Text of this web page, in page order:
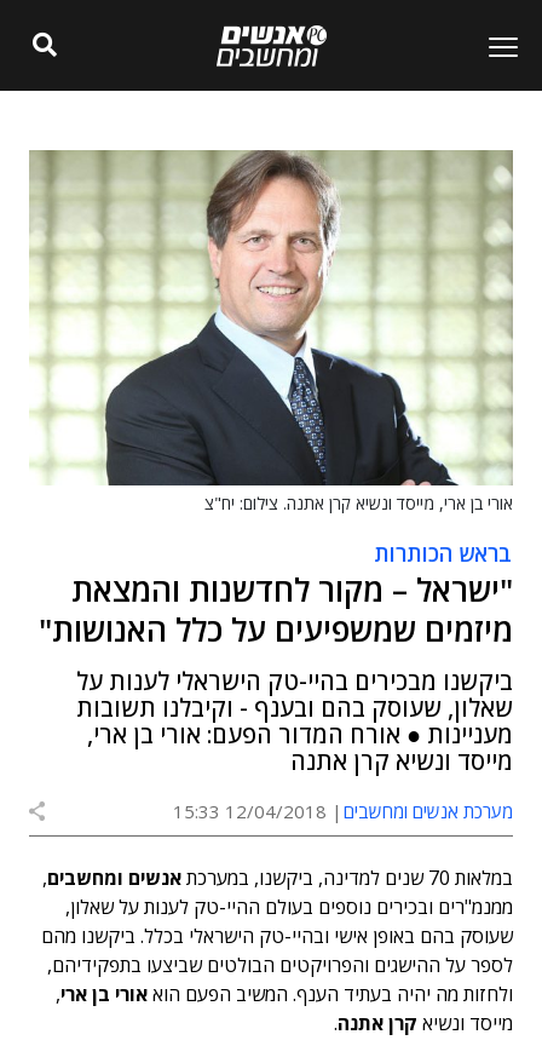
אורי בן ארי, מייסד ונשיא קרן אתנה. צילום: יח"צ
בראש הכותרות
"ישראל – מקור לחדשנות והמצאת
מיזמים שמשפיעים על כלל האנושות"
ביקשנו מבכירים בהיי-טק הישראלי לענות על
שאלון, שעוסק בהם ובענף - וקיבלנו תשובות
מעניינות ● אורח המדור הפעם: אורי בן ארי,
מייסד ונשיא קרן אתנה
מערכת אנשים ומחשבים 12/04/2018 15:33
במלאות 70 שנים למדינה, ביקשנו, במערכת אנשים ומחשבים,
ממנמ"רים ובכירים נוספים בעולם ההיי-טק לענות על שאלון,
שעוסק בהם באופן אישי ובהיי-טק הישראלי בכלל. ביקשנו מהם
לספר על ההישגים והפרויקטים הבולטים שביצעו בתפקידיהם,
ולחזות מה יהיה בעתיד הענף. המשיב הפעם הואאורי בן ארי,
מייסד ונשיא קרן אתנה.